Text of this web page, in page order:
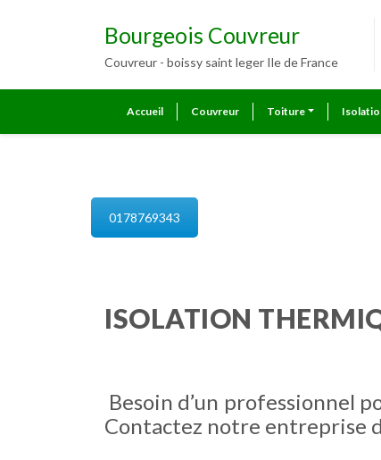
Bourgeois Couvreur
Couvreur - boissy saint leger Ile de France
Accueil Couvreur Toiture
0178769343
ISOLATION
Besoin d’un professionnel
Contactez notre entreprise